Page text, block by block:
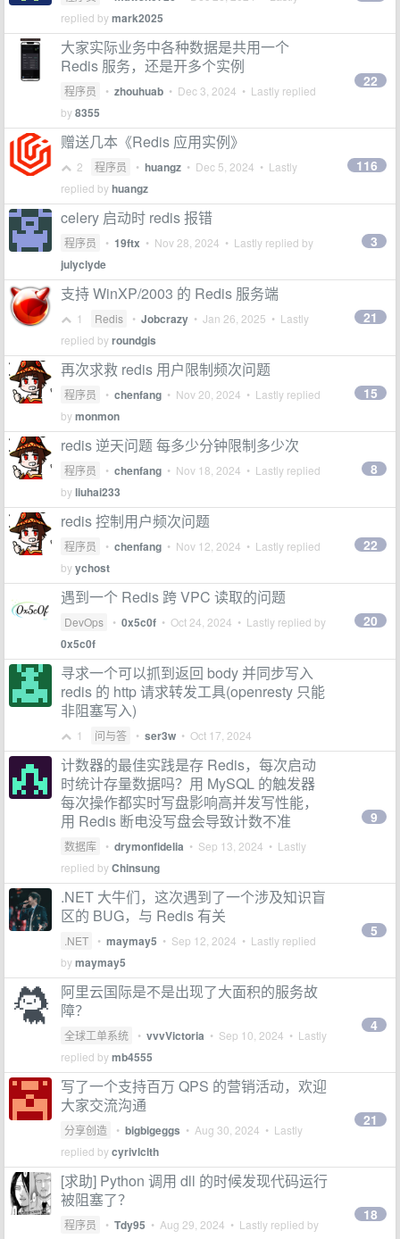
replied bymark2025
大家实际业务中各种数据是共用一个
Redis 服务，还是开多个实例
程序员 • zhouhuab • Dec 3, 2024 • Lastly replied
by8355
22
赠送几本《Redis 应用实例》
2 程序员 • huangz • Dec 5, 2024 • Lastly
replied byhuangz
116
celery 启动时 redis 报错
程序员 • 19ftx • Nov 28, 2024 • Lastly replied by
julyclyde
3
支持 WinXP/2003 的 Redis 服务端
1 Redis • Jobcrazy • Jan 26, 2025 • Lastly
replied byroundgis
21
再次求救 redis 用户限制频次问题
程序员 • chenfang • Nov 20, 2024 • Lastly replied
bymonmon
15
redis 逆天问题 每多少分钟限制多少次
程序员 • chenfang • Nov 18, 2024 • Lastly replied
byliuhai233
8
redis 控制用户频次问题
程序员 • chenfang • Nov 12, 2024 • Lastly replied
byychost
22
遇到一个 Redis 跨 VPC 读取的问题
DevOps • 0x5c0f • Oct 24, 2024 • Lastly replied by
0x5c0f
20
寻求一个可以抓到返回 body 并同步写入
redis 的 http 请求转发工具(openresty 只能
非阻塞写入)
1 问与答 • ser3w • Oct 17, 2024
计数器的最佳实践是存 Redis，每次启动
时统计存量数据吗？用 MySQL 的触发器
每次操作都实时写盘影响高并发写性能，
用 Redis 断电没写盘会导致计数不准
数据库 • drymonfidelia • Sep 13, 2024 • Lastly
replied byChinsung
9
.NET 大牛们，这次遇到了一个涉及知识盲
区的 BUG，与 Redis 有关
.NET • maymay5 • Sep 12, 2024 • Lastly replied
bymaymay5
5
阿里云国际是不是出现了大面积的服务故
障？
全球工单系统 • vvvVictoria • Sep 10, 2024 • Lastly
replied bymb4555
4
写了一个支持百万 QPS 的营销活动，欢迎
大家交流沟通
分享创造 • bigbigeggs • Aug 30, 2024 • Lastly
replied bycyrivlclth
21
[求助] Python 调用 dll 的时候发现代码运行
被阻塞了？
程序员 • Tdy95 • Aug 29, 2024 • Lastly replied by
18